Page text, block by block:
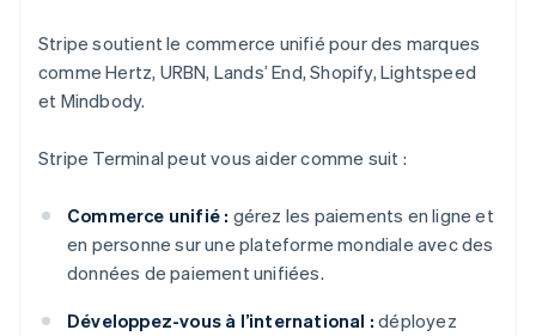
Stripe soutient le commerce unifié pour des marques
comme Hertz, URBN, Lands’ End, Shopify, Lightspeed
et Mindbody.
Stripe Terminal peut vous aider comme suit :
Commerce unifié : gérez les paiements en ligne et
en personne sur une plateforme mondiale avec des
données de paiement unifiées.
Développez-vous à l’international : déployez